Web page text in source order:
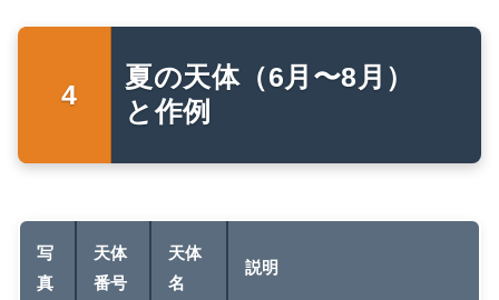
夏の天体（6月〜8月）
と作例
写
真
天体
番号
天体
名
説明